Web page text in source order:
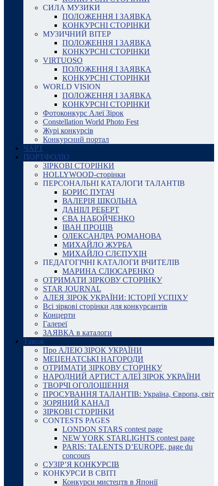
СИЛА МУЗИКИ
ПОЛОЖЕННЯ І ЗАЯВКА
КОНКУРСНІ СТОРІНКИ
МУЗИЧНИЙ ВІТЕР
ПОЛОЖЕННЯ І ЗАЯВКА
КОНКУРСНІ СТОРІНКИ
VIRTUOSO
ПОЛОЖЕННЯ І ЗАЯВКА
КОНКУРСНІ СТОРІНКИ
WORLD VISION
ПОЛОЖЕННЯ І ЗАЯВКА
КОНКУРСНІ СТОРІНКИ
Фотоконкурс Алеї Зірок
Constellation World Photo Fest
Журі конкурсів
Конкурсний портал
ЧАРТ
ПОРТФОЛІО
ЗІРКОВІ СТОРІНКИ
HOLLYWOOD-сторінки
ПЕРСОНАЛЬНІ КАТАЛОГИ ТАЛАНТІВ
БОРИС ПУГАЧ
ВАЛЕРІЯ ШКОЛЬНА
ДАНІІЛ РЕБЕРТ
ЄВА НАБОЙЧЕНКО
ІВАН ПРОЦІВ
ОЛЕКСАНДРА РОМАНОВА
МИХАЙЛО ЖУРБА
МИХАЙЛО СЛЄПУХІН
ПЕДАГОГІЧНІ КАТАЛОГИ ВЧИТЕЛІВ
МАРИНА СЛЮСАРЕНКО
ОТРИМАТИ ЗІРКОВУ СТОРІНКУ
STAR JOURNAL
АЛЕЯ ЗІРОК УКРАЇНИ: ІСТОРІЇ УСПІХУ
Всі зіркові сторінки для конкурсантів
Концерти
Галереї
ЗАЯВКА в каталоги
Також
Про АЛЕЮ ЗІРОК УКРАЇНИ
МЕЦЕНАТСЬКІ НАГОРОДИ
ОТРИМАТИ ЗІРКОВУ СТОРІНКУ
НАРОДНИЙ АРТИСТ АЛЕЇ ЗІРОК УКРАЇНИ
ТВОРЧІ ОГОЛОШЕННЯ
ПРОСУВАННЯ ТАЛАНТІВ: Україна, Європа, світ
ЗОРЯНИЙ КАНАЛ
ЗІРКОВІ СТОРІНКИ
CONTESTS PAGES
LONDON STARS contest page
NEW YORK STARLIGHTS contest page
PARIS: TALENTS D’EUROPE, page du
concours
СУЗІР’Я КОНКУРСІВ
КОНКУРСИ В СВІТІ
Конкурси мистецтв в Японії